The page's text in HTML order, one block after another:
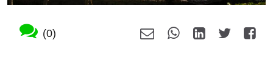
(0)